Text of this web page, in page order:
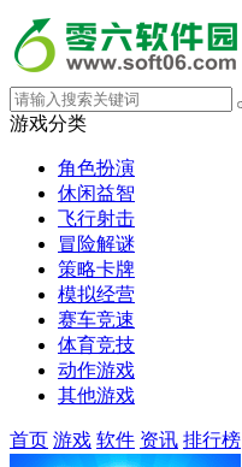
游戏分类
角色扮演
休闲益智
飞行射击
冒险解谜
策略卡牌
模拟经营
赛车竞速
体育竞技
动作游戏
其他游戏
首页 游戏 软件 资讯 排行榜